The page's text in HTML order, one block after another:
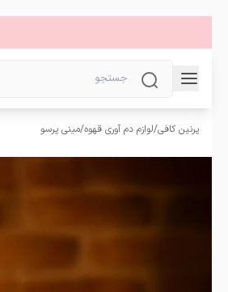
پرنین کافی/لوازم دم آوری قهوه/مینی پرسو